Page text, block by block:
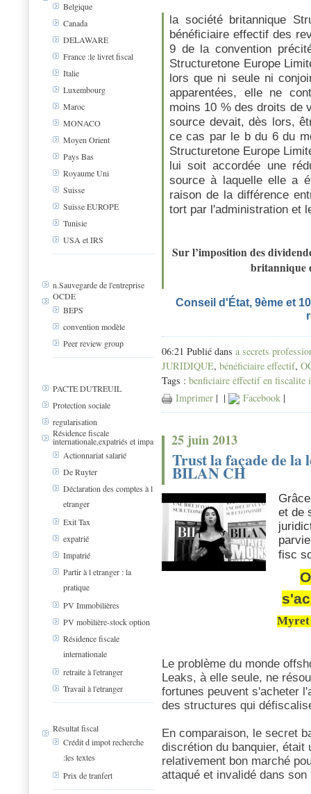
Belgique
Canada
DELAWARE
France :le livret fiscal
Italie
Luxembourg
Maroc
MONACO
Moyen Orient
Pays Bas
Royaume Uni
Suisse
Suisse EUROPE
Tunisie
USA et IRS
n.Sauvegarde de l'entreprise
OCDE
BEPS
convention modèle
Peer review group
PACTE DUTREUIL
Protection sociale
regularisation
Résidence fiscale
internationale,expatriés et impa
Actionnariat salarié
De Ruyter
Déclaration des comptes à l
etranger
Exit Tax
expatrié
Impatrié
Partir à l etranger : la
pratique
PV Immobilières
PV mobilière-stock option
Résidence fiscale
internationale
retraite à l'etranger
Travail à l'etranger
Résultat fiscal
Crédit d impot recherche
:les textes
Prix de tranfert
la société britannique
bénéficiaire effectif des
9 de la convention
Structuretone Europe
lors que ni seule ni
apparentées, elle ne
moins 10 % des droits de
source devait, dès lors,
ce cas par le b du 6 du
Structuretone Europe
lui soit accordée une
source à laquelle elle a
raison de la différence
tort par l'administration et
Sur l’imposition des
britannique
Conseil d'État, 9ème et
06:21 Publié dans a secrets
JURIDIQUE, bénéficiaire effectif,
Tags : benficiaire effectif en fiscalite
Imprimer | | Facebook |
25 juin 2013
Trust la façade de
BILAN CH
et de
fisc
Le problème du monde
Leaks, à elle seule, ne
fortunes peuvent s'acheter
des structures qui
En comparaison, le secret
discrétion du banquier, était
relativement bon marché
attaqué et invalidé dans